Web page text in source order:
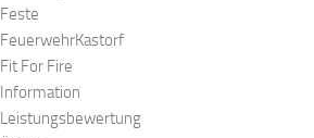
Feste
FeuerwehrKastorf
Fit For Fire
Information
Leistungsbewertung